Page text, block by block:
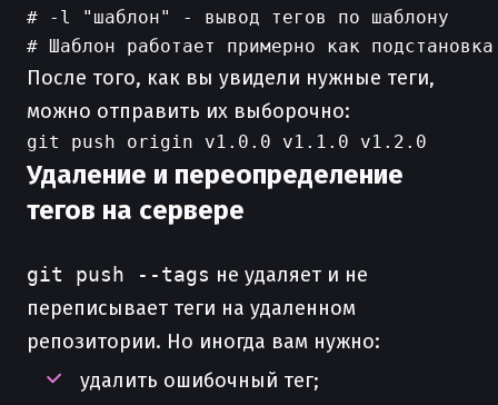
# -l "шаблон" - вывод тегов по шаблону
После того, как вы увидели нужные теги,
можно отправить их выборочно:
Удаление и переопределение
тегов на сервере
git push --tags не удаляет и не
переписывает теги на удаленном
репозитории. Но иногда вам нужно:
удалить ошибочный тег;